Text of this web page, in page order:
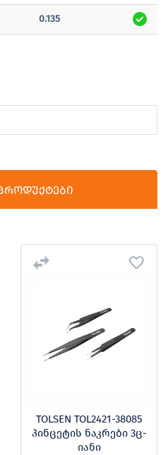
0.135
TOLSEN TOL2421-38085
პინცეტის ნაკრები 3ც-
იანი